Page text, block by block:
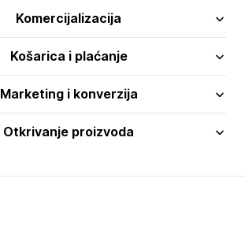
Komercijalizacija
Košarica i plaćanje
Marketing i konverzija
Otkrivanje proizvoda